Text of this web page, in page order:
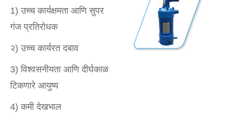
1) उच्च कार्यक्षमता आणि सुपर
गंज प्रतिरोधक
२) उच्च कार्यरत दबाव
3) विश्वसनीयता आणि दीर्घकाळ
टिकणारे आयुष्य
4) कमी देखभाल